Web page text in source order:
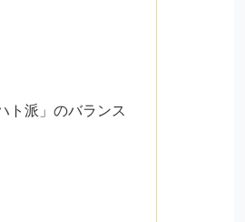
ト派」のバランス